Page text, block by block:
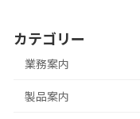
カテゴリー
業務案内
製品案内